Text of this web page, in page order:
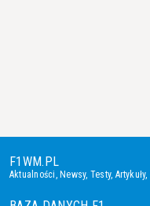
F1WM.PL
Aktualności,Newsy, Testy, Artykuły,